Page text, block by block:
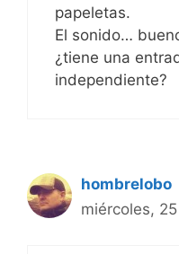
papeletas.
El sonido…
¿tiene una
independiente?
hombrelobo
miércoles,